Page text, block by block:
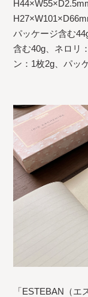
パッケージ含む
含む40g、ネロリ
ン：1枚2g、パッ
「ESTEBAN（